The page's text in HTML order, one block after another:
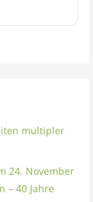
multipler
24. November
– 40 Jahre